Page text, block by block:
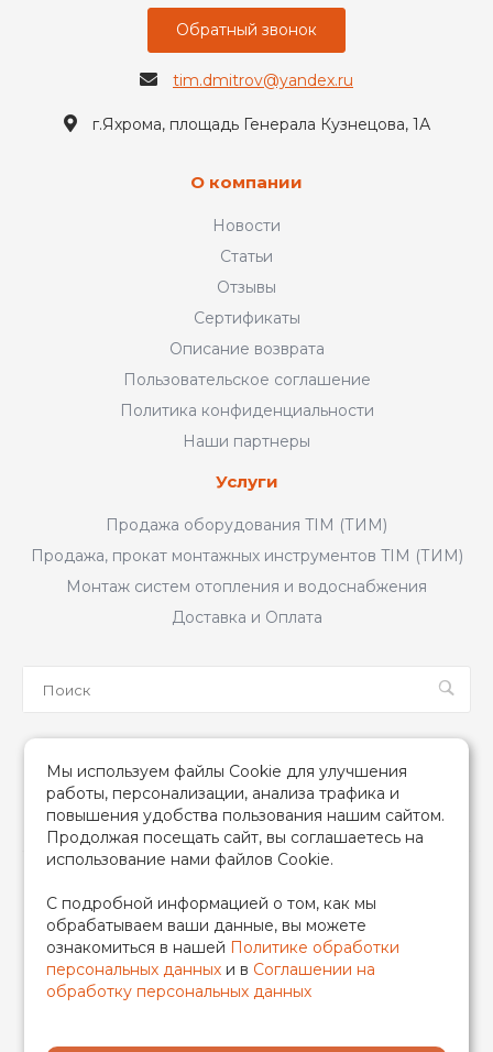
Обратный звонок
tim.dmitrov@yandex.ru
г.Яхрома, площадь Генерала Кузнецова, 1А
О компании
Новости
Статьи
Отзывы
Сертификаты
Описание возврата
Пользовательское соглашение
Политика конфиденциальности
Наши партнеры
Услуги
Продажа оборудования TIM (ТИМ)
Продажа, прокат монтажных инструментов TIM (ТИМ)
Монтаж систем отопления и водоснабжения
Доставка и Оплата
2026 © TIM (ТИМ) Инженерная сантехника, Все права
защищены
ИП Гончаренко Надежда Николаевна
500708528433/319500700011740
Мы используем файлы Cookie для улучшения
работы, персонализации, анализа трафика и
повышения удобства пользования нашим сайтом.
Продолжая посещать сайт, вы соглашаетесь на
использование нами файлов Cookie.
С подробной информацией о том, как мы
обрабатываем ваши данные, вы можете
ознакомиться в нашей Политике обработки
персональных данных и в Соглашении на
обработку персональных данных